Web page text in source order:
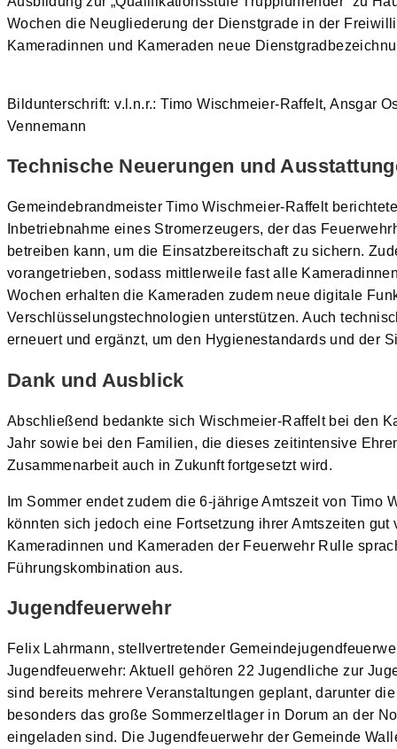
Wochen die Neugliederung der Dienstgrade in der
Kameradinnen und Kameraden neue
Bildunterschrift: v.l.n.r.: Timo Wischmeier-Raffelt, Ansgar
Vennemann
Technische Neuerungen und
Gemeindebrandmeister Timo Wischmeier-Raffelt
Inbetriebnahme eines Stromerzeugers, der das
betreiben kann, um die Einsatzbereitschaft zu sichern.
vorangetrieben, sodass mittlerweile fast alle
Wochen erhalten die Kameraden zudem neue digitale
Verschlüsselungstechnologien unterstützen. Auch
erneuert und ergänzt, um den Hygienestandards und der
Dank und Ausblick
Abschließend bedankte sich Wischmeier-Raffelt bei den
Jahr sowie bei den Familien, die dieses zeitintensive
Zusammenarbeit auch in Zukunft fortgesetzt wird.
Im Sommer endet zudem die 6-jährige Amtszeit von
könnten sich jedoch eine Fortsetzung ihrer Amtszeiten
Kameradinnen und Kameraden der Feuerwehr Rulle
Führungskombination aus.
Jugendfeuerwehr
Felix Lahrmann, stellvertretender
Jugendfeuerwehr: Aktuell gehören 22 Jugendliche zur
sind bereits mehrere Veranstaltungen geplant, darunter
besonders das große Sommerzeltlager in Dorum an der
eingeladen sind. Die Jugendfeuerwehr der Gemeinde